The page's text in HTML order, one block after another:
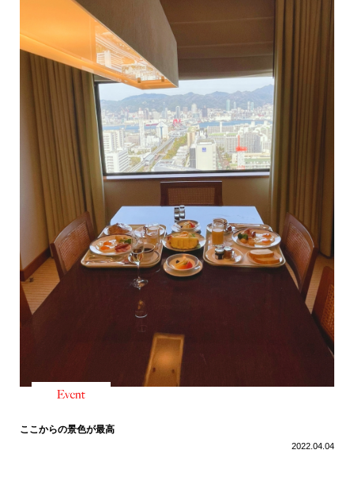
ここからの景色が最高
2022.04.04